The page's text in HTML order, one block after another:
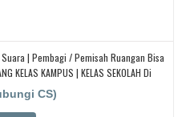
| Pembagi / Pemisah Ruangan Bisa
KELAS KAMPUS | KELAS SEKOLAH Di
BEKASI, TANGERANG
CS)